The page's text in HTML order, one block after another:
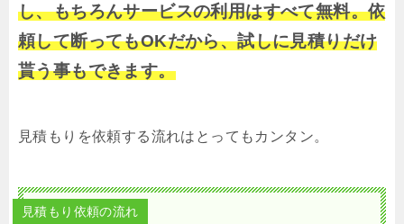
し、もちろんサービスの利用はすべて無料。依
頼して断ってもOKだから、試しに見積りだけ
貰う事もできます。
見積もりを依頼する流れはとってもカンタン。
見積もり依頼の流れ